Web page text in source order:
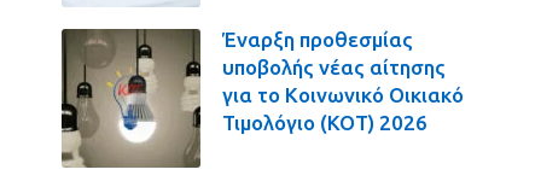
Έναρξη προθεσμίας
υποβολής νέας αίτησης
για το Κοινωνικό Οικιακό
Τιμολόγιο (ΚΟΤ) 2026